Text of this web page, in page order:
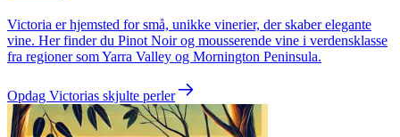
Victoria er hjemsted for små, unikke vinerier, der skaber elegante
vine. Her finder du Pinot Noir og mousserende vine i verdensklasse
fra regioner som Yarra Valley og Mornington Peninsula.
Opdag Victorias skjulte perler